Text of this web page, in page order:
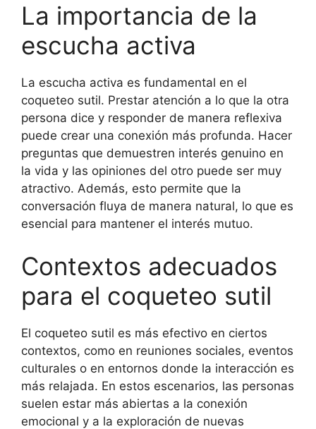
La importancia de la
escucha activa
La escucha activa es fundamental en el
coqueteo sutil. Prestar atención a lo que la otra
persona dice y responder de manera reflexiva
puede crear una conexión más profunda. Hacer
preguntas que demuestren interés genuino en
la vida y las opiniones del otro puede ser muy
atractivo. Además, esto permite que la
conversación fluya de manera natural, lo que es
esencial para mantener el interés mutuo.
Contextos adecuados
para el coqueteo sutil
El coqueteo sutil es más efectivo en ciertos
contextos, como en reuniones sociales, eventos
culturales o en entornos donde la interacción es
más relajada. En estos escenarios, las personas
suelen estar más abiertas a la conexión
emocional y a la exploración de nuevas